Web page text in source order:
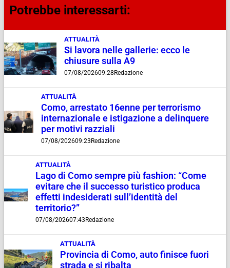
Potrebbe interessarti:
ATTUALITÀ
Si lavora nelle gallerie: ecco le
chiusure sulla A9
07/08/202609:28 Redazione
ATTUALITÀ
Como, arrestato 16enne per terrorismo
internazionale e istigazione a delinquere
per motivi razziali
07/08/202609:23 Redazione
ATTUALITÀ
Lago di Como sempre più fashion: “Come
evitare che il successo turistico produca
effetti indesiderati sull’identità del
territorio?”
07/08/202607:43 Redazione
ATTUALITÀ
Provincia di Como, auto finisce fuori
strada e si ribalta